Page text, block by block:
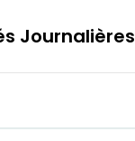
Journalières